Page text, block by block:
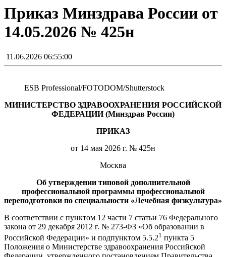
Приказ Минздрава России от
14.05.2026 № 425н
11.06.2026 06:55:00
ESB Professional/FOTODOM/Shutterstoсk
МИНИСТЕРСТВО ЗДРАВООХРАНЕНИЯ РОССИЙСКОЙ
ФЕДЕРАЦИИ (Минздрав России)
ПРИКАЗ
от 14 мая 2026 г. № 425н
Москва
Об утверждении типовой дополнительной
профессиональной программы профессиональной
переподготовки по специальности «Лечебная физкультура»
В соответствии с пунктом 12 части 7 статьи 76 Федерального
закона от 29 декабря 2012 г. № 273-ФЗ «Об образовании в
Российской Федерации» и подпунктом 5.5.21 пункта 5
Положения о Министерстве здравоохранения Российской